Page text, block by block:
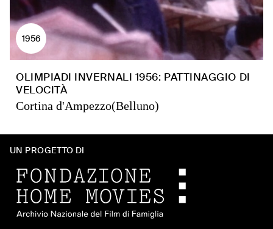
1956
OLIMPIADI INVERNALI 1956: PATTINAGGIO DI
VELOCITÀ
Cortina d'Ampezzo(Belluno)
UN PROGETTO DI